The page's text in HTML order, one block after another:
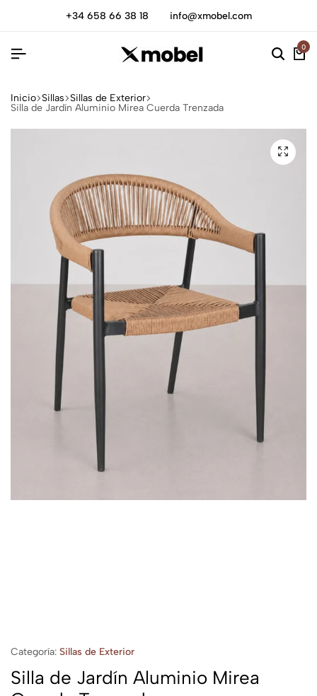
+34 658 66 38 18 info@xmobel.com
0
Inicio Sillas Sillas de Exterior
Silla de Jardín Aluminio Mirea Cuerda Trenzada
Categoría: Sillas de Exterior
Silla de Jardín Aluminio Mirea